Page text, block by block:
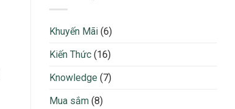
Khuyến Mãi (6)
Kiến Thức (16)
Knowledge (7)
Mua sắm (8)